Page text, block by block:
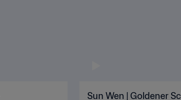
Sun Wen | Goldener